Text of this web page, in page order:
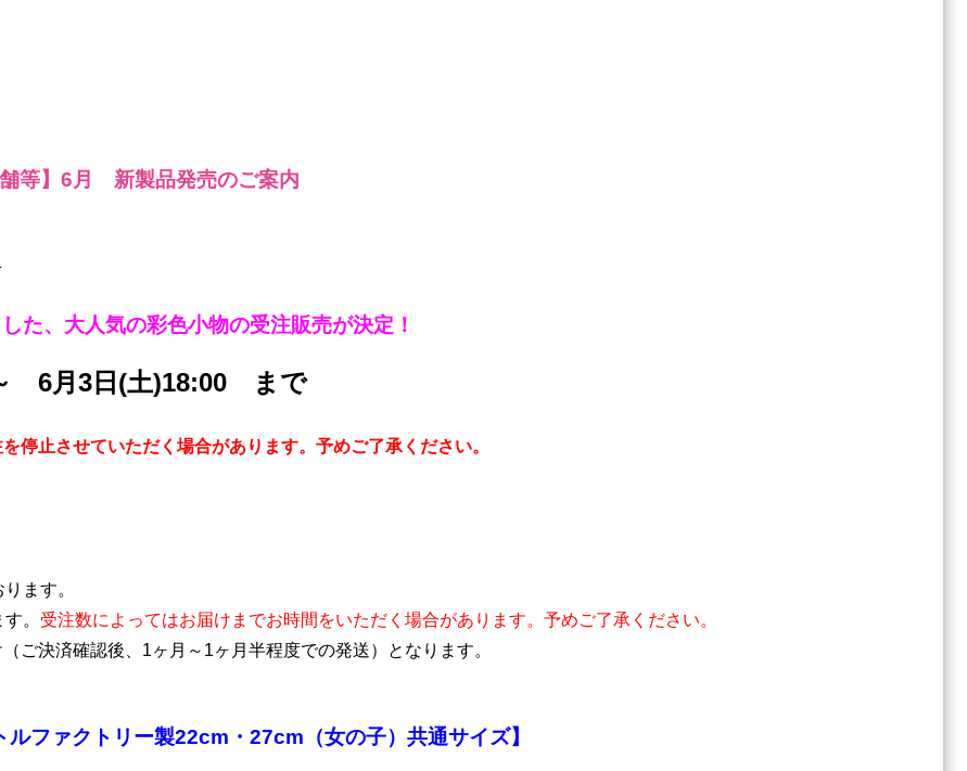
舗等】6月 新製品発売のご案内
た、大人気の彩色小物の受注販売が決定！
6月3日(土)18:00 まで
停止させていただく場合があります。予めご了承ください。
ます。
。 受注数によってはお届けまでお時間をいただく場合があります。予めご了承ください。
ご決済確認後、1ヶ月～1ヶ月半程度での発送）となります。
ルファクトリー製22cm・27cm（女の子）共通サイズ】